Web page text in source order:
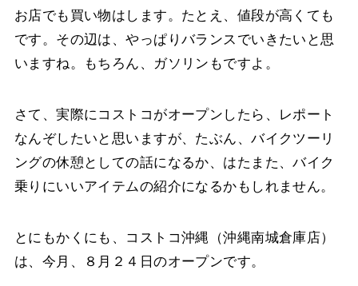
お店でも買い物はします。たとえ、値段が高くても
です。その辺は、やっぱりバランスでいきたいと思
いますね。もちろん、ガソリンもですよ。
さて、実際にコストコがオープンしたら、レポート
なんぞしたいと思いますが、たぶん、バイクツーリ
ングの休憩としての話になるか、はたまた、バイク
乗りにいいアイテムの紹介になるかもしれません。
とにもかくにも、コストコ沖縄（沖縄南城倉庫店）
は、今月、８月２４日のオープンです。